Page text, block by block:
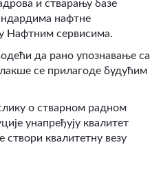
и стварању базе
нафтне
Нафтним сервисима.
да рано упознавање са
се прилагоде будућим
о стварном радном
унапређују квалитет
створи квалитетну везу